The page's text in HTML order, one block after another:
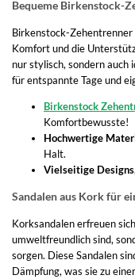
Bequeme Birkenstock-
Birkenstock-
Komfort und die
nur stylisch, sondern auch
für entspannte Tage und
Birkenstock
Komfortbewusste!
Hochwertige
Halt.
Vielseitige Designs
Sandalen aus Kork für
Korksandalen erfreuen
umweltfreundlich sind,
sorgen. Diese Sandalen
Dämpfung, was sie zu